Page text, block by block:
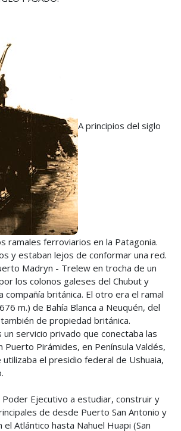
A principios del siglo
ramales ferroviarios en la Patagonia.
y estaban lejos de conformar una red.
Madryn - Trelew en trocha de un
los colonos galeses del Chubut y
compañía británica. El otro era el ramal
m.) de Bahía Blanca a Neuquén, del
de propiedad británica.
un servicio privado que conectaba las
Puerto Pirámides, en Península Valdés,
el presidio federal de Ushuaia,
Poder Ejecutivo a estudiar, construir y
de desde Puerto San Antonio y
Atlántico hasta Nahuel Huapi (San